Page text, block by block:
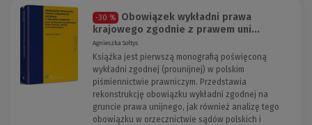
-30 %
Obowiązek wykładni prawa
krajowego zgodnie z prawem uni...
Agnieszka Sołtys
Książka jest pierwszą monografią poświęconą
wykładni zgodnej (prounijnej) w polskim
piśmiennictwie prawniczym. Przedstawia
rekonstrukcję obowiązku wykładni zgodnej na
gruncie prawa unijnego, jak również analizę tego
obowiązku w orzecznictwie sądów polskich i